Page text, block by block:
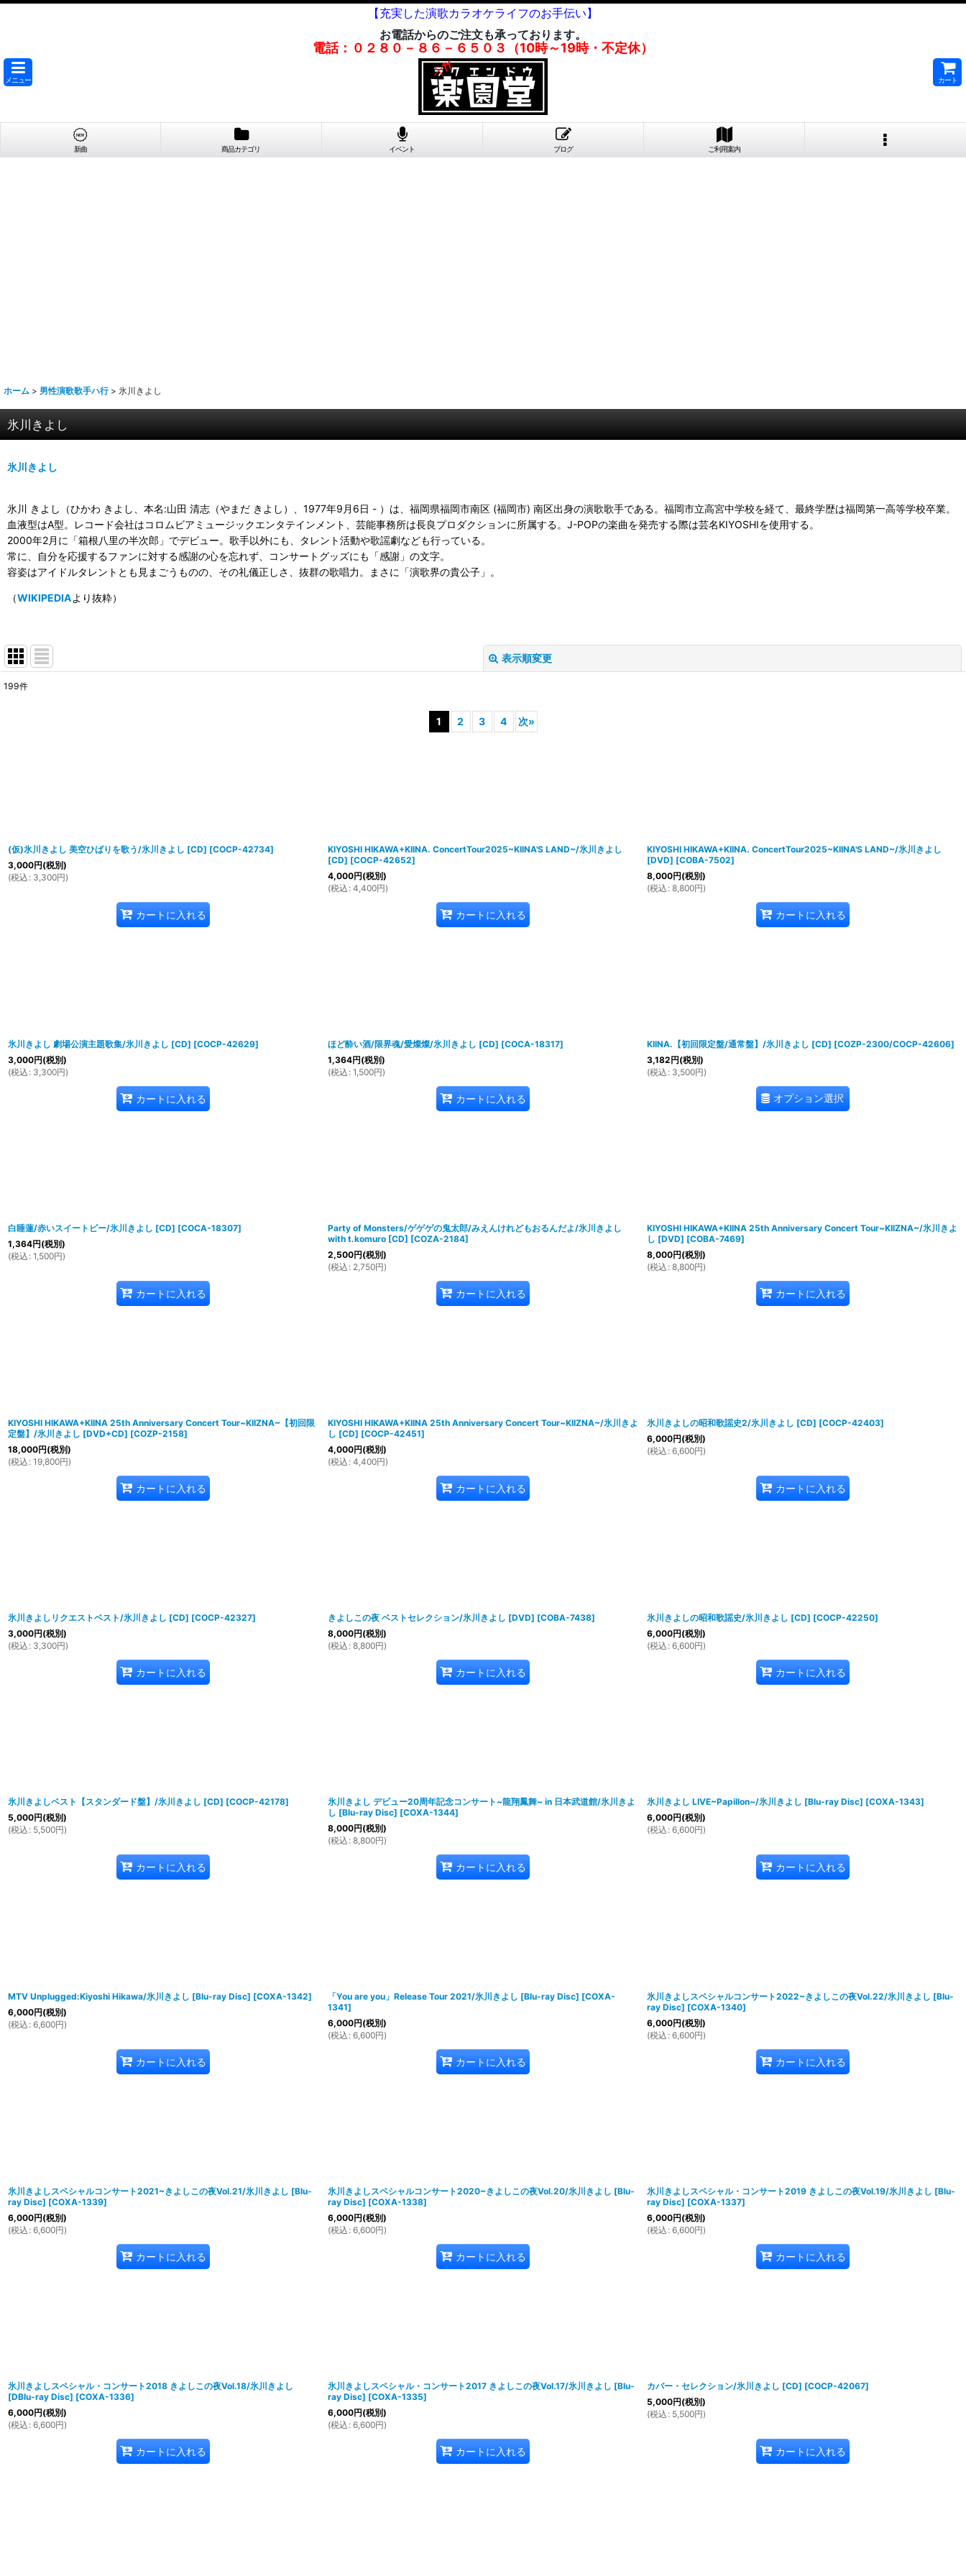
【充実した演歌カラオケライフのお手伝い】
お電話からのご注文も承っております。
電話：０２８０－８６－６５０３（10時～19時・不定休）
メニュー カート
新曲 商品カテゴリ イベント ブログ ご利用案内
ホーム > 男性演歌歌手ハ行 > 氷川きよし
氷川きよし
氷川きよし
氷川 きよし（ひかわ きよし、本名:山田 清志（やまだ きよし）、1977年9月6日 - ）は、福岡県福岡市南区 (福岡市) 南区出身の演歌歌手である。福岡市立高宮中学校を経て、最終学歴は福岡第一高等学校卒業。
血液型はA型。レコード会社はコロムビアミュージックエンタテインメント、芸能事務所は長良プロダクションに所属する。J-POPの楽曲を発売する際は芸名KIYOSHIを使用する。
2000年2月に「箱根八里の半次郎」でデビュー。歌手以外にも、タレント活動や歌謡劇なども行っている。
常に、自分を応援するファンに対する感謝の心を忘れず、コンサートグッズにも「感謝」の文字。
容姿はアイドルタレントとも見まごうものの、その礼儀正しさ、抜群の歌唱力。まさに「演歌界の貴公子」。
（WIKIPEDIAより抜粋）
表示順変更
199件
1 2 3 4 次»
(仮)氷川きよし 美空ひばりを歌う/氷川きよし [CD] [COCP-42734]
3,000円(税別)
(税込 : 3,300円)
カートに入れる
KIYOSHI HIKAWA+KIINA. ConcertTour2025~KIINA'S LAND~/氷川きよし
[CD] [COCP-42652]
4,000円(税別)
(税込 : 4,400円)
カートに入れる
KIYOSHI HIKAWA+KIINA. ConcertTour2025~KIINA'S LAND~/氷川きよし
[DVD] [COBA-7502]
8,000円(税別)
(税込 : 8,800円)
カートに入れる
氷川きよし 劇場公演主題歌集/氷川きよし [CD] [COCP-42629]
3,000円(税別)
(税込 : 3,300円)
カートに入れる
ほど酔い酒/限界魂/愛燦燦/氷川きよし [CD] [COCA-18317]
1,364円(税別)
(税込 : 1,500円)
カートに入れる
KIINA.【初回限定盤/通常盤】/氷川きよし [CD] [COZP-2300/COCP-42606]
3,182円(税別)
(税込 : 3,500円)
オプション選択
白睡蓮/赤いスイートピー/氷川きよし [CD] [COCA-18307]
1,364円(税別)
(税込 : 1,500円)
カートに入れる
Party of Monsters/ゲゲゲの鬼太郎/みえんけれどもおるんだよ/氷川きよし
with t.komuro [CD] [COZA-2184]
2,500円(税別)
(税込 : 2,750円)
カートに入れる
KIYOSHI HIKAWA+KIINA 25th Anniversary Concert Tour~KIIZNA~/氷川きよ
し [DVD] [COBA-7469]
8,000円(税別)
(税込 : 8,800円)
カートに入れる
KIYOSHI HIKAWA+KIINA 25th Anniversary Concert Tour~KIIZNA~【初回限
定盤】/氷川きよし [DVD+CD] [COZP-2158]
18,000円(税別)
(税込 : 19,800円)
カートに入れる
KIYOSHI HIKAWA+KIINA 25th Anniversary Concert Tour~KIIZNA~/氷川きよ
し [CD] [COCP-42451]
4,000円(税別)
(税込 : 4,400円)
カートに入れる
氷川きよしの昭和歌謡史2/氷川きよし [CD] [COCP-42403]
6,000円(税別)
(税込 : 6,600円)
カートに入れる
氷川きよしリクエストベスト/氷川きよし [CD] [COCP-42327]
3,000円(税別)
(税込 : 3,300円)
カートに入れる
きよしこの夜 ベストセレクション/氷川きよし [DVD] [COBA-7438]
8,000円(税別)
(税込 : 8,800円)
カートに入れる
氷川きよしの昭和歌謡史/氷川きよし [CD] [COCP-42250]
6,000円(税別)
(税込 : 6,600円)
カートに入れる
氷川きよしベスト【スタンダード盤】/氷川きよし [CD] [COCP-42178]
5,000円(税別)
(税込 : 5,500円)
カートに入れる
氷川きよし デビュー20周年記念コンサート~龍翔鳳舞~ in 日本武道館/氷川きよ
し [Blu-ray Disc] [COXA-1344]
8,000円(税別)
(税込 : 8,800円)
カートに入れる
氷川きよし LIVE~Papillon~/氷川きよし [Blu-ray Disc] [COXA-1343]
6,000円(税別)
(税込 : 6,600円)
カートに入れる
MTV Unplugged:Kiyoshi Hikawa/氷川きよし [Blu-ray Disc] [COXA-1342]
6,000円(税別)
(税込 : 6,600円)
カートに入れる
「You are you」Release Tour 2021/氷川きよし [Blu-ray Disc] [COXA-
1341]
6,000円(税別)
(税込 : 6,600円)
カートに入れる
氷川きよしスペシャルコンサート2022~きよしこの夜Vol.22/氷川きよし [Blu-
ray Disc] [COXA-1340]
6,000円(税別)
(税込 : 6,600円)
カートに入れる
氷川きよしスペシャルコンサート2021~きよしこの夜Vol.21/氷川きよし [Blu-
ray Disc] [COXA-1339]
6,000円(税別)
(税込 : 6,600円)
カートに入れる
氷川きよしスペシャルコンサート2020~きよしこの夜Vol.20/氷川きよし [Blu-
ray Disc] [COXA-1338]
6,000円(税別)
(税込 : 6,600円)
カートに入れる
氷川きよしスペシャル・コンサート2019 きよしこの夜Vol.19/氷川きよし [Blu-
ray Disc] [COXA-1337]
6,000円(税別)
(税込 : 6,600円)
カートに入れる
氷川きよしスペシャル・コンサート2018 きよしこの夜Vol.18/氷川きよし
[DBlu-ray Disc] [COXA-1336]
6,000円(税別)
(税込 : 6,600円)
カートに入れる
氷川きよしスペシャル・コンサート2017 きよしこの夜Vol.17/氷川きよし [Blu-
ray Disc] [COXA-1335]
6,000円(税別)
(税込 : 6,600円)
カートに入れる
カバー・セレクション/氷川きよし [CD] [COCP-42067]
5,000円(税別)
(税込 : 5,500円)
カートに入れる